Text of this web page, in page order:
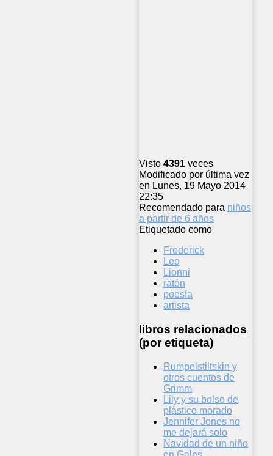
Visto 4391 veces
Modificado por última vez
en Lunes, 19 Mayo 2014
22:35
Recomendado para niños
a partir de 6 años
Etiquetado como
Frederick
Leo
Lionni
ratón
poesía
artista
libros relacionados
(por etiqueta)
Rumpelstiltskin y
otros cuentos de
Grimm
Lily y su bolso de
plástico morado
Jennifer Jones no
me dejará solo
Navidad de un niño